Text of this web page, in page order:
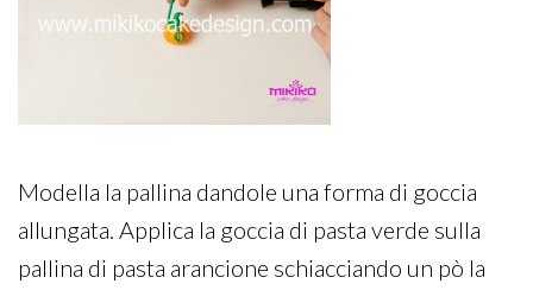
Modella la pallina dandole una forma di goccia
allungata. Applica la goccia di pasta verde sulla
pallina di pasta arancione schiacciando un pò la